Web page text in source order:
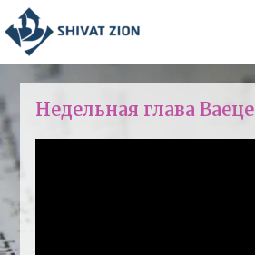
Недельная глава Ваеце